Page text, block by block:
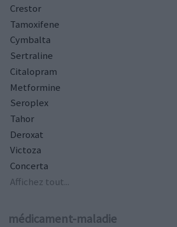
Crestor
Tamoxifene
Cymbalta
Sertraline
Citalopram
Metformine
Seroplex
Tahor
Deroxat
Victoza
Concerta
Affichez tout...
médicament-maladie